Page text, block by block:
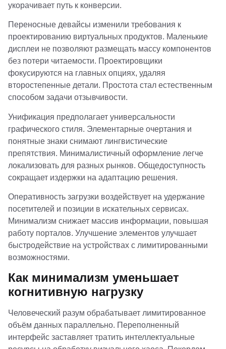
укорачивает путь к конверсии.
Переносные девайсы изменили требования к
проектированию виртуальных продуктов. Маленькие
дисплеи не позволяют размещать массу компонентов
без потери читаемости. Проектировщики
фокусируются на главных опциях, удаляя
второстепенные детали. Простота стал естественным
способом задачи отзывчивости.
Унификация предполагает универсальности
графического стиля. Элементарные очертания и
понятные знаки снимают лингвистические
препятствия. Минималистичный оформление легче
локализовать для разных рынков. Общедоступность
сокращает издержки на адаптацию решения.
Оперативность загрузки воздействует на удержание
посетителей и позиции в искательных сервисах.
Минимализм снижает массив информации, повышая
работу порталов. Улучшение элементов улучшает
быстродействие на устройствах с лимитированными
возможностями.
Как минимализм уменьшает
когнитивную нагрузку
Человеческий разум обрабатывает лимитированное
объём данных параллельно. Переполненный
интерфейс заставляет тратить интеллектуальные